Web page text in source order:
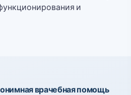
и
врачебная помощь